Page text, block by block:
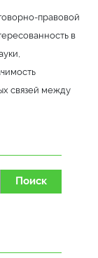
правовой
в
связей между
Поиск